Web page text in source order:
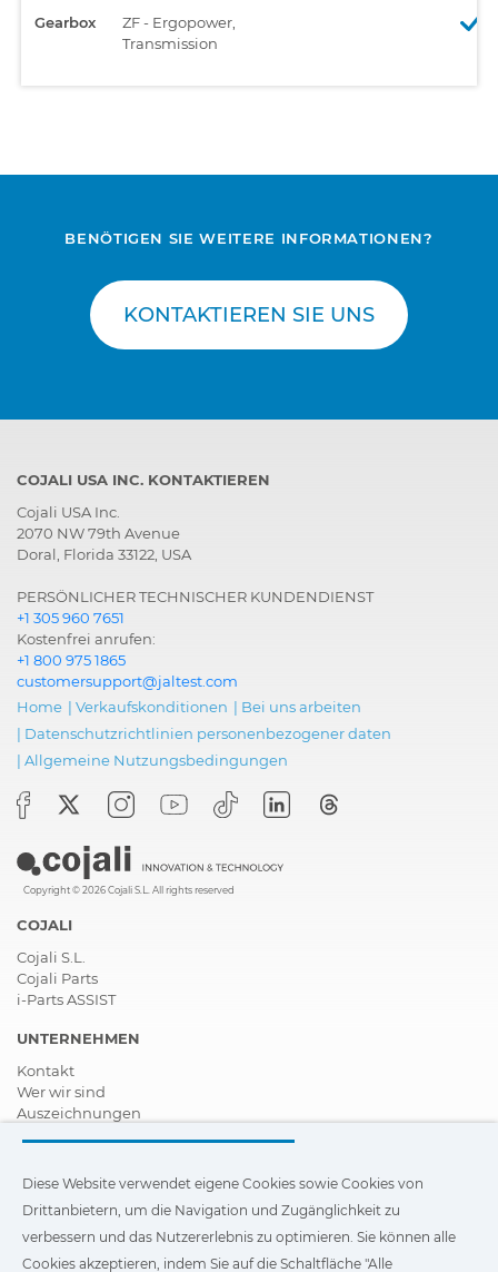
Gearbox
ZF - Ergopower,
Transmission
BENÖTIGEN SIE WEITERE INFORMATIONEN?
KONTAKTIEREN SIE UNS
COJALI USA INC. KONTAKTIEREN
Cojali USA Inc.
2070 NW 79th Avenue
Doral, Florida 33122, USA
PERSÖNLICHER TECHNISCHER KUNDENDIENST
+1 305 960 7651
Kostenfrei anrufen:
+1 800 975 1865
customersupport@jaltest.com
Home | Verkaufskonditionen | Bei uns arbeiten
| Datenschutzrichtlinien personenbezogener daten
| Allgemeine Nutzungsbedingungen
Copyright © 2026 Cojali S.L. All rights reserved
COJALI
Cojali S.L.
Cojali Parts
i-Parts ASSIST
UNTERNEHMEN
Kontakt
Wer wir sind
Auszeichnungen
Vertragshändler werden
Videos
FAQ - Häufig gestellte Fragen (FAQs)
Diese Website verwendet eigene Cookies sowie Cookies von
Drittanbietern, um die Navigation und Zugänglichkeit zu
verbessern und das Nutzererlebnis zu optimieren. Sie können alle
Cookies akzeptieren, indem Sie auf die Schaltfläche "Alle